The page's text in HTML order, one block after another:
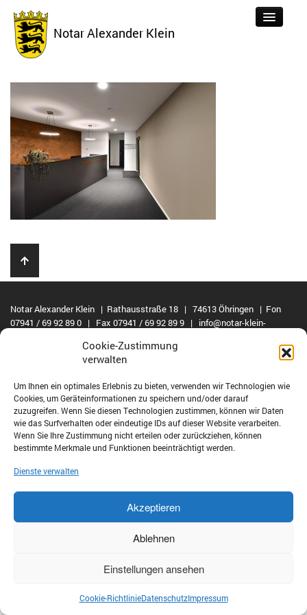
Cookie-Zustimmung
verwalten
Um Ihnen ein optimales Erlebnis zu bieten, verwenden wir Technologien wie
Cookies, um Geräteinformationen zu speichern und/oder darauf
zuzugreifen. Wenn Sie diesen Technologien zustimmen, können wir Daten
wie das Surfverhalten oder eindeutige IDs auf dieser Website verarbeiten.
Wenn Sie Ihre Zustimmung nicht erteilen oder zurückziehen, können
bestimmte Merkmale und Funktionen beeinträchtigt werden.
Dienste verwalten
Akzeptieren
Ablehnen
Einstellungen ansehen
Cookie-RichtlinieDatenschutzImpressum
Notar Alexander Klein
Tätigkeiten
Aktuelles
Über uns
Formulare
Datenschutz
Impressum
Notar Alexander Klein | Rathausstraße 18 | 74613 Öhringen | Fon
07941 / 69 92 89 0 | Fax 07941 / 69 92 89 9 | info@notar-klein-
© Notar Alexander Klein 2019 | produced by